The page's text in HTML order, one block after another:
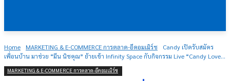
Home MARKETING & E-COMMERCE การตลาด-อีคอมเมิร์ช
Candy เปิดรับสมัคร
เพื่อนบ้าน มาช่วย “มีน นิชคุณ” ย้ายเข้า Infinity Space กับกิจกรรม Live “Candy Love...
MARKETING & E-COMMERCE การตลาด-อีคอมเมิร์ช